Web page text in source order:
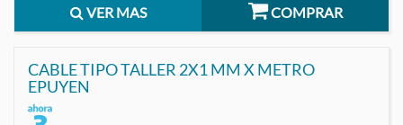
VER MAS COMPRAR
CABLE TIPO TALLER 2X1 MM X METRO
EPUYEN